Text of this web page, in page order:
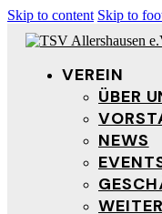
Skip to content Skip to
VEREIN
ÜBER
NEWS